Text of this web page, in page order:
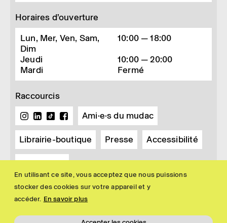
En utilisant ce site, vous acceptez que nous puissions
stocker des cookies sur votre appareil et y
accéder. En savoir plus
Horaires d’ouverture
Lun, Mer, Ven, Sam,
Dim
10:00 — 18:00
Jeudi
10:00 — 20:00
Mardi
Fermé
Raccourcis
Ami·e·s du mudac
Librairie-boutique Presse Accessibilité
Newsletter